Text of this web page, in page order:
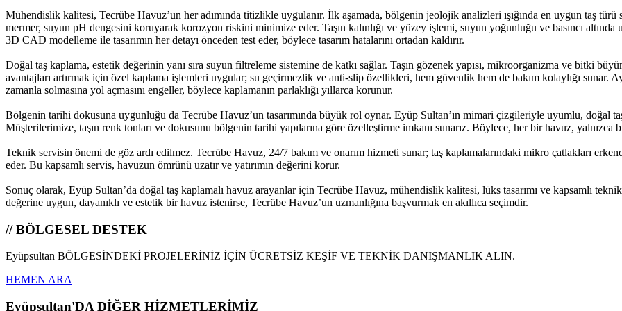
Mühendislik kalitesi, Tecrübe Havuz’un her adımında titizlikle uygulanır. İlk aşamada, bölgenin jeolojik analizleri ışığında en uygun taş
mermer, suyun pH dengesini koruyarak korozyon riskini minimize eder. Taşın kalınlığı ve yüzey işlemi, suyun yoğunluğu ve basıncı
3D CAD modelleme ile tasarımın her detayı önceden test eder, böylece tasarım hatalarını ortadan kaldırır.
Doğal taş kaplama, estetik değerinin yanı sıra suyun filtreleme sistemine de katkı sağlar. Taşın gözenek yapısı, mikroorganizma ve bitki
avantajları artırmak için özel kaplama işlemleri uygular; su geçirmezlik ve anti‑slip özellikleri, hem güvenlik hem de bakım kolaylığı sunar.
zamanla solmasına yol açmasını engeller, böylece kaplamanın parlaklığı yıllarca korunur.
Bölgenin tarihi dokusuna uygunluğu da Tecrübe Havuz’un tasarımında büyük rol oynar. Eyüp Sultan’ın mimari çizgileriyle uyumlu, doğal
Müşterilerimize, taşın renk tonları ve dokusunu bölgenin tarihi yapılarına göre özelleştirme imkanı sunarız. Böylece, her bir havuz, yalnızca
Teknik servisin önemi de göz ardı edilmez. Tecrübe Havuz, 24/7 bakım ve onarım hizmeti sunar; taş kaplamalarındaki mikro çatlakları
eder. Bu kapsamlı servis, havuzun ömrünü uzatır ve yatırımın değerini korur.
Sonuç olarak, Eyüp Sultan’da doğal taş kaplamalı havuz arayanlar için Tecrübe Havuz, mühendislik kalitesi, lüks tasarımı ve kapsamlı
değerine uygun, dayanıklı ve estetik bir havuz istenirse, Tecrübe Havuz’un uzmanlığına başvurmak en akıllıca seçimdir.
// BÖLGESEL DESTEK
Eyüpsultan BÖLGESİNDEKİ PROJELERİNİZ İÇİN ÜCRETSİZ KEŞİF VE TEKNİK DANIŞMANLIK ALIN.
HEMEN ARA
Eyüpsultan'DA DİĞER HİZMETLERİMİZ